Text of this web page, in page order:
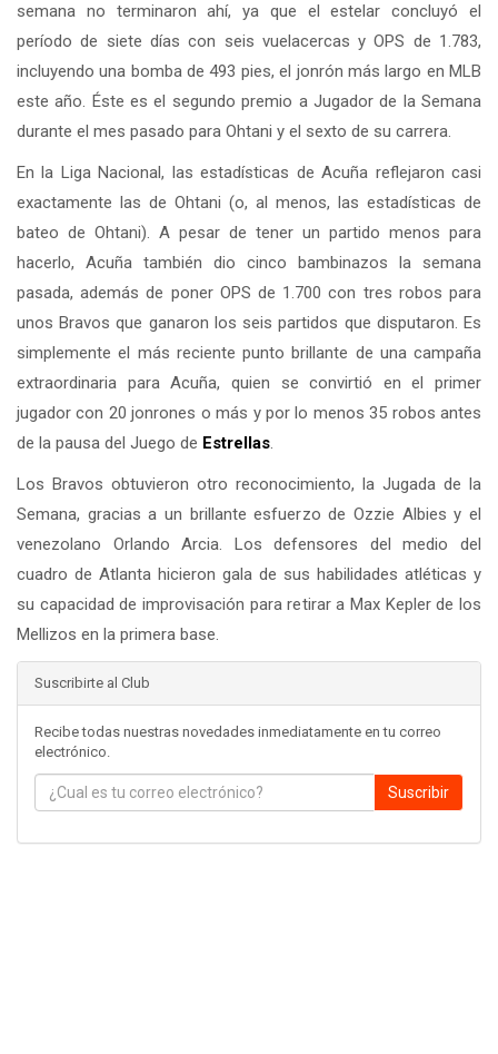
semana no terminaron ahí, ya que el estelar concluyó el
período de siete días con seis vuelacercas y OPS de 1.783,
incluyendo una bomba de 493 pies, el jonrón más largo en MLB
este año. Éste es el segundo premio a Jugador de la Semana
durante el mes pasado para Ohtani y el sexto de su carrera.
En la Liga Nacional, las estadísticas de Acuña reflejaron casi
exactamente las de Ohtani (o, al menos, las estadísticas de
bateo de Ohtani). A pesar de tener un partido menos para
hacerlo, Acuña también dio cinco bambinazos la semana
pasada, además de poner OPS de 1.700 con tres robos para
unos Bravos que ganaron los seis partidos que disputaron. Es
simplemente el más reciente punto brillante de una campaña
extraordinaria para Acuña, quien se convirtió en el primer
jugador con 20 jonrones o más y por lo menos 35 robos antes
de la pausa del Juego de Estrellas.
Los Bravos obtuvieron otro reconocimiento, la Jugada de la
Semana, gracias a un brillante esfuerzo de Ozzie Albies y el
venezolano Orlando Arcia. Los defensores del medio del
cuadro de Atlanta hicieron gala de sus habilidades atléticas y
su capacidad de improvisación para retirar a Max Kepler de los
Mellizos en la primera base.
Suscribirte al Club
Recibe todas nuestras novedades inmediatamente en tu correo
electrónico.
Suscribir